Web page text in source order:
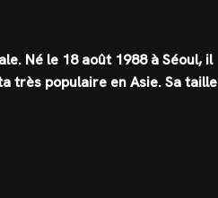
Né le 18 août 1988 à Séoul, il
très populaire en Asie. Sa taille